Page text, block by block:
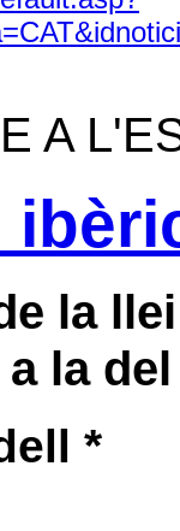
A
la
la
*